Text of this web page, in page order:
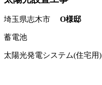
埼玉県志木市 O様邸
蓄電池
太陽光発電システム(住宅用)